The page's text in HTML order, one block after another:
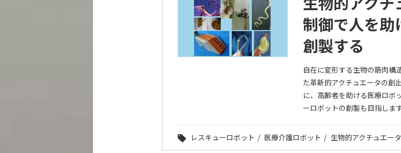
制御で人を助
創製する
自在に変形する生物の筋肉構
た革新的アクチュエータの創
に、高齢者を助ける医療ロボ
ーロボットの創製も目指します
レスキューロボット 医療介護ロボット 生物的アクチュエータ